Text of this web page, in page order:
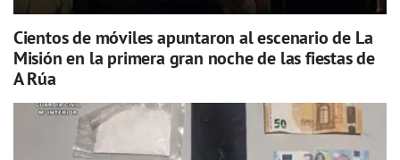
Cientos de móviles apuntaron al escenario de La
Misión en la primera gran noche de las fiestas de
A Rúa